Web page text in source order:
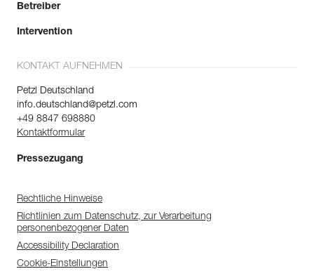
Betreiber
Intervention
KONTAKT AUFNEHMEN
Petzl Deutschland
info.deutschland@petzl.com
+49 8847 698880
Kontaktformular
Pressezugang
Rechtliche Hinweise
Richtlinien zum Datenschutz, zur Verarbeitung
personenbezogener Daten
Accessibility Declaration
Cookie-Einstellungen